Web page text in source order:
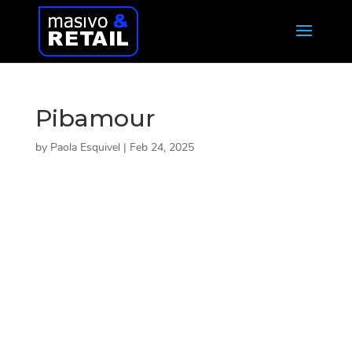
Pibamour
by Paola Esquivel| Feb 24, 2025